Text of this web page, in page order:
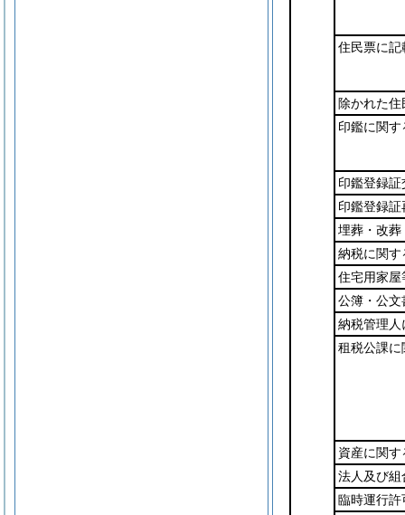
住民票に記
除かれた
印鑑に関す
印鑑登録証
印鑑登録証
埋葬・改葬
納税に関す
住宅用家屋
公簿・公文
納税管理人
租税公課に
資産に関す
法人及び組
臨時運行許